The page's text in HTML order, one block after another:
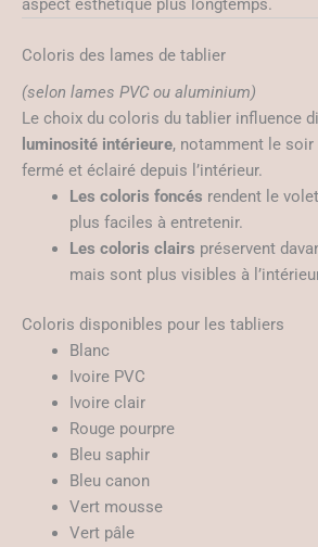
aspect esthétique plus longtemps.
Coloris des lames de tablier
(selon lames PVC ou aluminium)
Le choix du coloris du tablier influence
luminosité intérieure, notamment le
fermé et éclairé depuis l’intérieur.
Les coloris foncés rendent le
plus faciles à entretenir.
Les coloris clairs préservent
mais sont plus visibles à
Coloris disponibles pour les tabliers
Blanc
Ivoire PVC
Ivoire clair
Rouge pourpre
Bleu saphir
Bleu canon
Vert mousse
Vert pâle